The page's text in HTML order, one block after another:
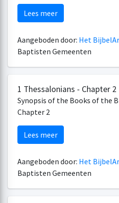
Lees meer
Aangeboden door: Het
Baptisten Gemeenten
1 Thessalonians - Chapter 2
Synopsis of the Books of the
Chapter 2
Lees meer
Aangeboden door: Het
Baptisten Gemeenten